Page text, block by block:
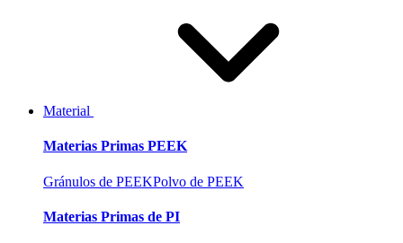
Material
Materias Primas PEEK
Gránulos de PEEKPolvo de PEEK
Materias Primas de PI